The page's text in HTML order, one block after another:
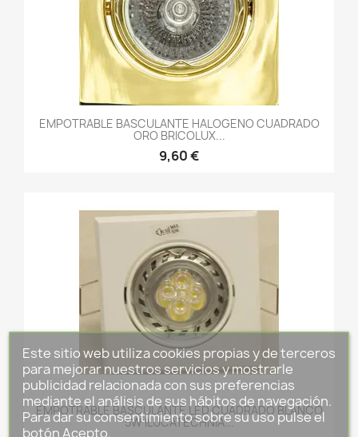
EMPOTRABLE BASCULANTE HALOGENO CUADRADO
ORO BRICOLUX...
9,60 €
EMPOTRABLE BASCULANTE LED CUADRADO BLANCO
5W ILUCATECHNIA...
Este sitio web utiliza cookies propias y de terceros
para mejorar nuestros servicios y mostrarle
publicidad relacionada con sus preferencias
mediante el análisis de sus hábitos de navegación.
Para dar su consentimiento sobre su uso pulse el
botón Acepto.